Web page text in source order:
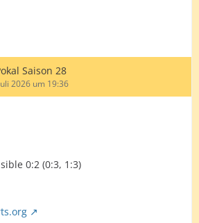
Saison 28
2026 um 19:36
0:2 (0:3, 1:3)